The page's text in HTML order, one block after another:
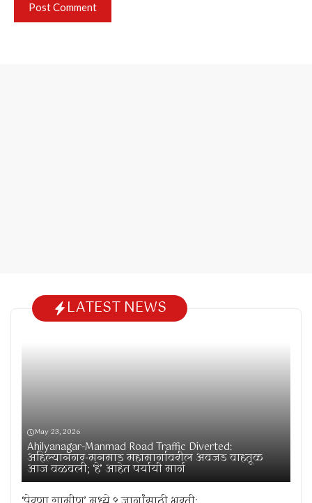
LATEST NEWS
May 23, 2026
Ahilyanagar-Manmad Road Traffic Diverted:
अहिल्यानगर-मनमाड महामार्गावरील अवजड वाहतूक
आज वळवली; ‘हे’ आहेत पर्यायी मार्ग